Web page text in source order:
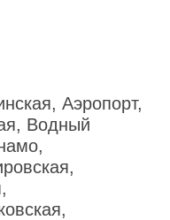
Аэропорт,
Водный